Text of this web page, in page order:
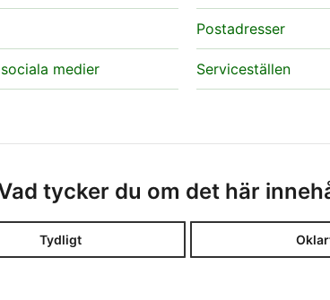
medier
Postadresser
Serviceställen
tycker du om det här
Tydligt